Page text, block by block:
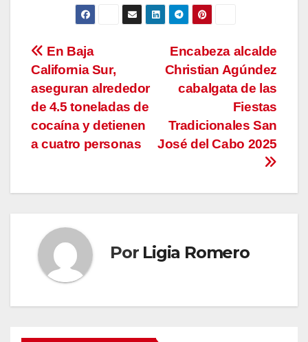
Navegación
de
entradas
Encabeza alcalde
Christian Agúndez
cabalgata de las
Fiestas
Tradicionales San
José del Cabo 2025
En Baja
California Sur,
aseguran alrededor
de 4.5 toneladas de
cocaína y detienen
a cuatro personas
Por Ligia Romero